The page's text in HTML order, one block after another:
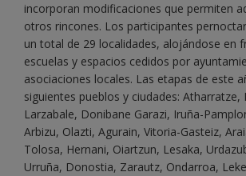
incorporan modificaciones que permiten
otros rincones. Los participantes
un total de 29 localidades, alojándose en
escuelas y espacios cedidos por
asociaciones locales. Las etapas de este
siguientes pueblos y ciudades: Atharratze,
Larzabale, Donibane Garazi, Iruña-
Arbizu, Olazti, Agurain, Vitoria-Gasteiz,
Tolosa, Hernani, Oiartzun, Lesaka,
Urruña, Donostia, Zarautz, Ondarroa,